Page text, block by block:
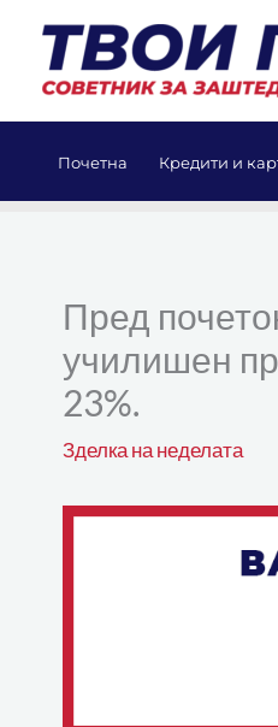
content
Почетна Кредити и
Пред
училишен
23%.
Зделка на неделата